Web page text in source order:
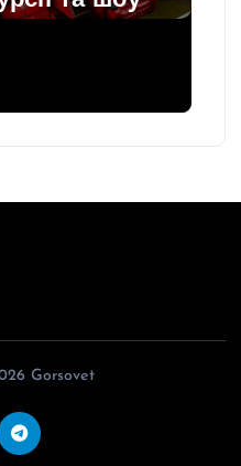
Gorsovet